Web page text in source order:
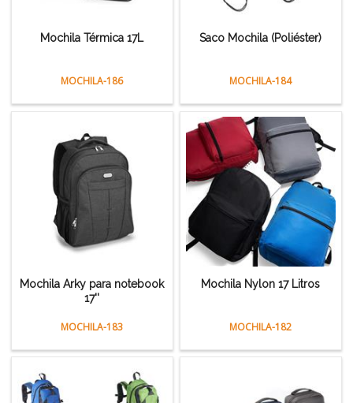
Mochila Térmica 17L
MOCHILA-186
Saco Mochila (Poliéster)
MOCHILA-184
Mochila Arky para notebook
17''
MOCHILA-183
Mochila Nylon 17 Litros
MOCHILA-182